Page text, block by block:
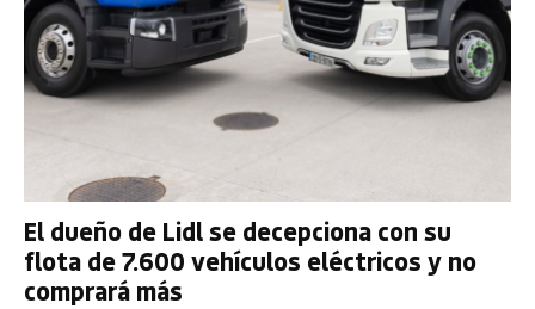
El dueño de Lidl se decepciona con su
flota de 7.600 vehículos eléctricos y no
comprará más